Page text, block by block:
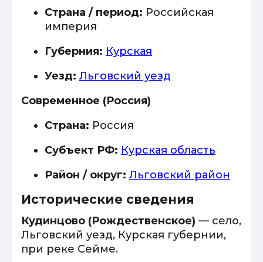
Страна / период: Российская
империя
Губерния: Курская
Уезд: Льговский уезд
Современное (Россия)
Страна: Россия
Субъект РФ: Курская область
Район / округ: Льговский район
Исторические сведения
Кудинцово (Рождественское) — село,
Льговский уезд, Курская губернии,
при реке Сейме.